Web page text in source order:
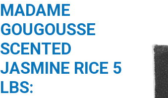
MADAME
GOUGOUSSE
SCENTED
JASMINE RICE 5
LBS: